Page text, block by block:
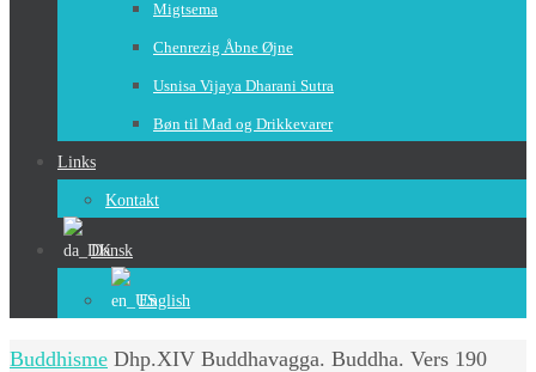
Migtsema
Chenrezig Åbne Øjne
Usnisa Vijaya Dharani Sutra
Bøn til Mad og Drikkevarer
Links
Kontakt
Dansk
English
Home
Buddhisme Dhp.XIV Buddhavagga. Buddha. Vers 190